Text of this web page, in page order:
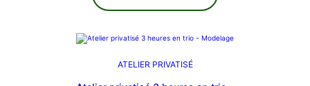
ATELIER PRIVATISÉ